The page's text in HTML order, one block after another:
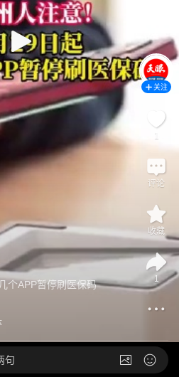
个APP暂停刷医保码
关注
1
评论
收藏
1
句